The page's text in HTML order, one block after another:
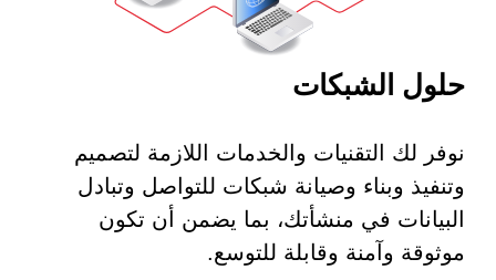
حلول الشبكات
نوفر لك التقنيات والخدمات اللازمة لتصميم
وتنفيذ وبناء وصيانة شبكات للتواصل وتبادل
البيانات في منشأتك، بما يضمن أن تكون
موثوقة وآمنة وقابلة للتوسع.